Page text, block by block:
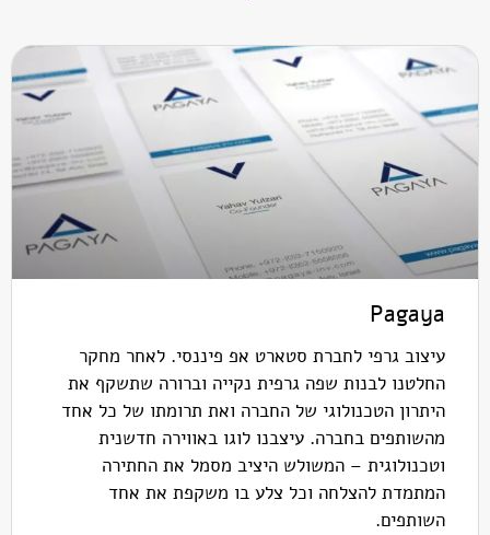
Pagaya
עיצוב גרפי לחברת סטארט אפ פיננסי. לאחר מחקר
החלטנו לבנות שפה גרפית נקייה וברורה שתשקף את
היתרון הטכנולוגי של החברה ואת תרומתו של כל אחד
מהשותפים בחברה. עיצבנו לוגו באווירה חדשנית
וטכנולוגית – המשולש היציב מסמל את החתירה
המתמדת להצלחה וכל צלע בו משקפת את אחד
השותפים.